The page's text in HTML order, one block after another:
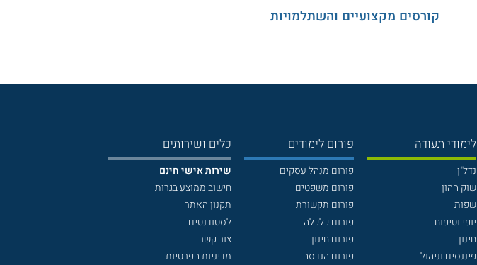
קורסים מקצועיים והשתלמויות
לימודי תעודה
נדל"ן
שוק ההון
שפות
יופי וטיפוח
חינוך
פיננסים וניהול
פורום לימודים
פורום מנהל עסקים
פורום משפטים
פורום תקשורת
פורום כלכלה
פורום חינוך
פורום הנדסה
כלים ושירותים
שירות אישי חינם
חישוב ממוצע בגרות
תקנון האתר
לסטודנטים
צור קשר
מדיניות הפרטיות